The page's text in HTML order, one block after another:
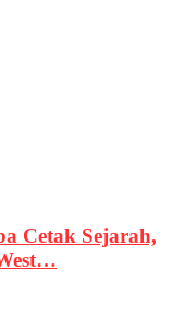
Cetak Sejarah,